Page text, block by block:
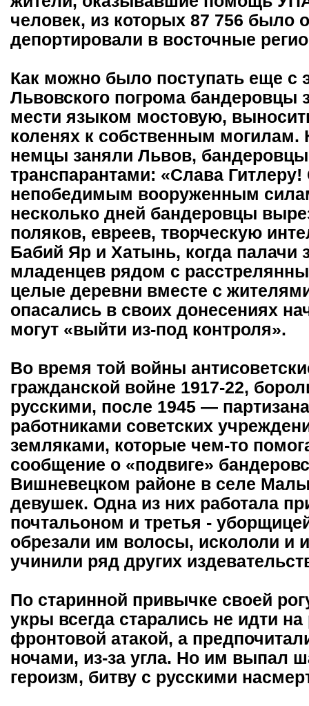
человек, из которых 87 756 было
депортировали в восточные
Как можно было поступать еще с
Львовского погрома бандеровцы
мести языком мостовую,
коленях к собственным могилам.
немцы заняли Львов, бандеровцы
транспарантами: «Слава
непобедимым вооруженным
несколько дней бандеровцы
поляков, евреев, творческую
Бабий Яр и Хатынь, когда палачи
младенцев рядом с
целые деревни вместе с
опасались в своих донесениях
могут «выйти из-под контроля».
Во время той войны
гражданской войне 1917-22,
русскими, после 1945 —
работниками советских
земляками, которые чем-то
сообщение о «подвиге»
Вишневецком районе в селе
девушек. Одна из них работала
почтальоном и третья -
обрезали им волосы, искололи и
учинили ряд других
По старинной привычке своей
укры всегда старались не идти
фронтовой атакой, а
ночами, из-за угла. Но им выпал
героизм, битву с русскими